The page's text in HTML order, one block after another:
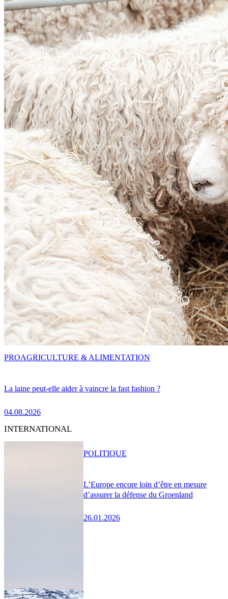
La laine peut-elle aider à vaincre la fast fashion ?
04.08.2026
PROAGRICULTURE & ALIMENTATION
INTERNATIONAL
L’Europe encore loin d’être en mesure
d’assurer la défense du Groenland
26.01.2026
POLITIQUE